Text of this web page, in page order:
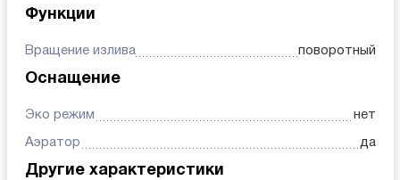
Функции
Вращение излива поворотный
Оснащение
Эко режим нет
Аэратор да
Другие характеристики